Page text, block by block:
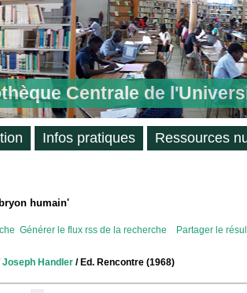
Centrale de
humain'
Générer le flux rss de la recherche Partager le
Joseph Handler/ Ed. Rencontre (1968)
Infos pratiques Ressources